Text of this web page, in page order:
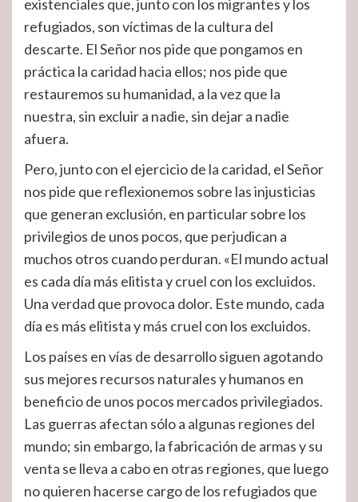
existenciales que, junto con los migrantes y los
refugiados, son víctimas de la cultura del
descarte. El Señor nos pide que pongamos en
práctica la caridad hacia ellos; nos pide que
restauremos su humanidad, a la vez que la
nuestra, sin excluir a nadie, sin dejar a nadie
afuera.
Pero, junto con el ejercicio de la caridad, el Señor
nos pide que reflexionemos sobre las injusticias
que generan exclusión, en particular sobre los
privilegios de unos pocos, que perjudican a
muchos otros cuando perduran. «El mundo actual
es cada día más elitista y cruel con los excluidos.
Una verdad que provoca dolor. Este mundo, cada
día es más elitista y más cruel con los excluidos.
Los países en vías de desarrollo siguen agotando
sus mejores recursos naturales y humanos en
beneficio de unos pocos mercados privilegiados.
Las guerras afectan sólo a algunas regiones del
mundo; sin embargo, la fabricación de armas y su
venta se lleva a cabo en otras regiones, que luego
no quieren hacerse cargo de los refugiados que